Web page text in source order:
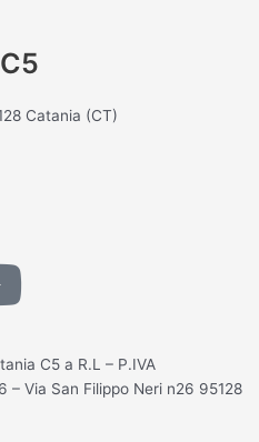
Catania (CT)
C5 a R.L – P.IVA
Via San Filippo Neri n26 95128